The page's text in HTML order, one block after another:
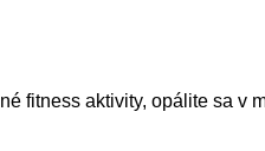
fitness aktivity, opálite sa v